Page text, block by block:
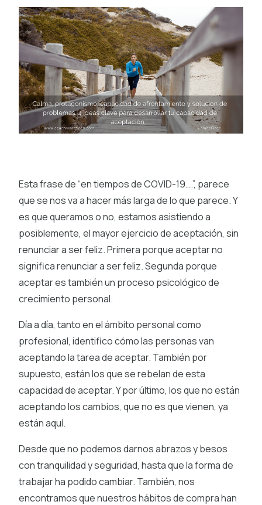
Esta frase de “en tiempos de COVID-19….”, parece
que se nos va a hacer más larga de lo que parece. Y
es que queramos o no, estamos asistiendo a
posiblemente, el mayor ejercicio de aceptación, sin
renunciar a ser feliz. Primera porque aceptar no
significa renunciar a ser feliz. Segunda porque
aceptar es también un proceso psicológico de
crecimiento personal.
Día a día, tanto en el ámbito personal como
profesional, identifico cómo las personas van
aceptando la tarea de aceptar. También por
supuesto, están los que se rebelan de esta
capacidad de aceptar. Y por último, los que no están
aceptando los cambios, que no es que vienen, ya
están aquí.
Desde que no podemos darnos abrazos y besos
con tranquilidad y seguridad, hasta que la forma de
trabajar ha podido cambiar. También, nos
encontramos que nuestros hábitos de compra han